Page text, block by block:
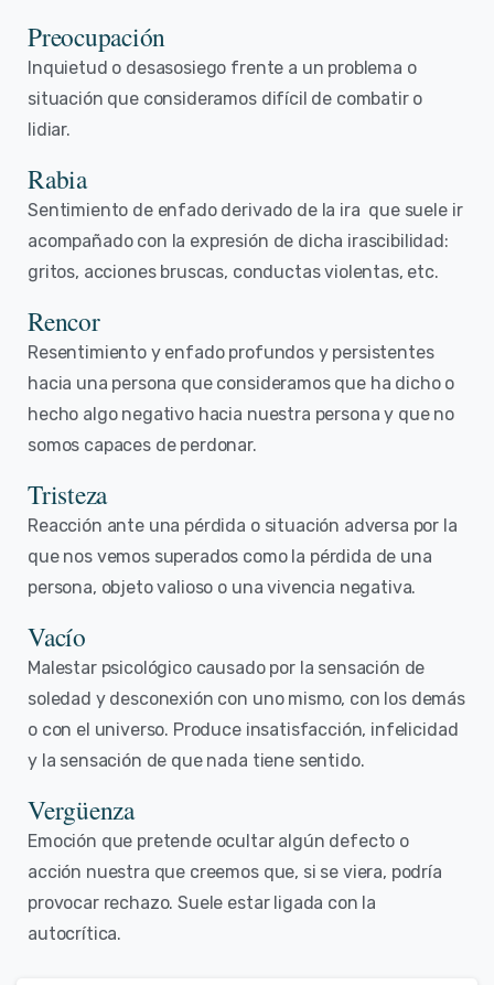
Preocupación
Inquietud o desasosiego frente a un problema o
situación que consideramos difícil de combatir o
lidiar.
Rabia
Sentimiento de enfado derivado de la ira que suele ir
acompañado con la expresión de dicha irascibilidad:
gritos, acciones bruscas, conductas violentas, etc.
Rencor
Resentimiento y enfado profundos y persistentes
hacia una persona que consideramos que ha dicho o
hecho algo negativo hacia nuestra persona y que no
somos capaces de perdonar.
Tristeza
Reacción ante una pérdida o situación adversa por la
que nos vemos superados como la pérdida de una
persona, objeto valioso o una vivencia negativa.
Vacío
Malestar psicológico causado por la sensación de
soledad y desconexión con uno mismo, con los demás
o con el universo. Produce insatisfacción, infelicidad
y la sensación de que nada tiene sentido.
Vergüenza
Emoción que pretende ocultar algún defecto o
acción nuestra que creemos que, si se viera, podría
provocar rechazo. Suele estar ligada con la
autocrítica.